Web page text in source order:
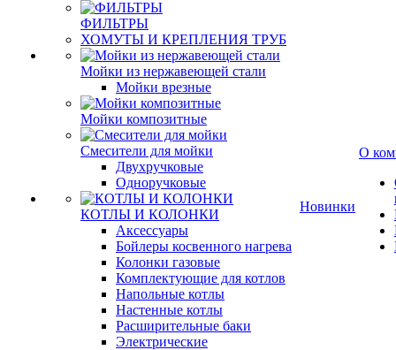
ФИЛЬТРЫ
ХОМУТЫ И КРЕПЛЕНИЯ ТРУБ
Мойки из нержавеющей стали
Мойки врезные
Мойки композитные
Смесители для мойки
Двухручковые
Одноручковые
КОТЛЫ И КОЛОНКИ
Аксессуары
Бойлеры косвенного нагрева
Колонки газовые
Комплектующие для котлов
Напольные котлы
Настенные котлы
Расширительные баки
Электрические
Новинки
О